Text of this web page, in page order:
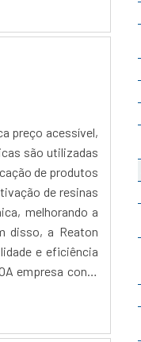
de
atender às
preço acessível,
são utilizadas
de produtos
de resinas
melhorando a
disso, a Reaton
e eficiência
empresa conta
garantindo a
oferece preços
atender às